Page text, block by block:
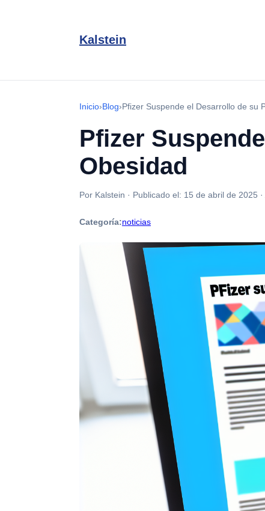
Kalstein
Inicio›Blog›Pfizer Suspende el Desarrollo de su
Pfizer
Obesidad
Por Kalstein · Publicado el: 15 de abril de 2025 ·
Categoría:noticias